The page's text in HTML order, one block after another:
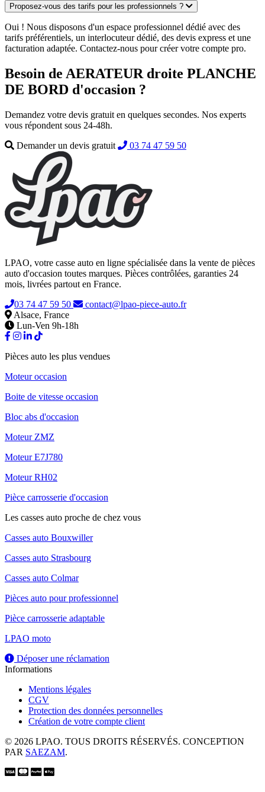
Proposez-vous des tarifs pour les professionnels ?
Oui ! Nous disposons d'un espace professionnel dédié avec des
tarifs préférentiels, un interlocuteur dédié, des devis express et une
facturation adaptée. Contactez-nous pour créer votre compte pro.
Besoin de AERATEUR droite PLANCHE
DE BORD d'occasion ?
Demandez votre devis gratuit en quelques secondes. Nos experts
vous répondent sous 24-48h.
Demander un devis gratuit
03 74 47 59 50
LPAO, votre casse auto en ligne spécialisée dans la vente de pièces
auto d'occasion toutes marques. Pièces contrôlées, garanties 24
mois, livrées partout en France.
03 74 47 59 50
contact@lpao-piece-auto.fr
Alsace, France
Lun-Ven 9h-18h
Pièces auto les plus vendues
Moteur occasion
Boite de vitesse occasion
Bloc abs d'occasion
Moteur ZMZ
Moteur E7J780
Moteur RH02
Pièce carrosserie d'occasion
Les casses auto proche de chez vous
Casses auto Bouxwiller
Casses auto Strasbourg
Casses auto Colmar
Pièces auto pour professionnel
Pièce carrosserie adaptable
LPAO moto
Déposer une réclamation
Informations
Mentions légales
CGV
Protection des données personnelles
Création de votre compte client
© 2026 LPAO. TOUS DROITS RÉSERVÉS. CONCEPTION
PAR SAEZAM.